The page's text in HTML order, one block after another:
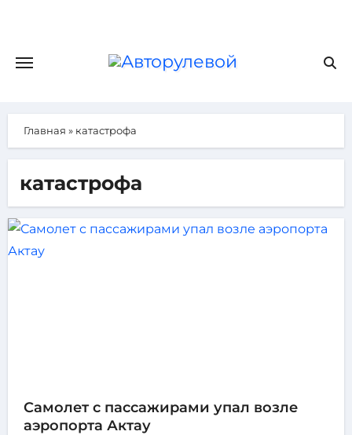
Главная » катастрофа
катастрофа
Самолет с пассажирами упал возле
аэропорта Актау